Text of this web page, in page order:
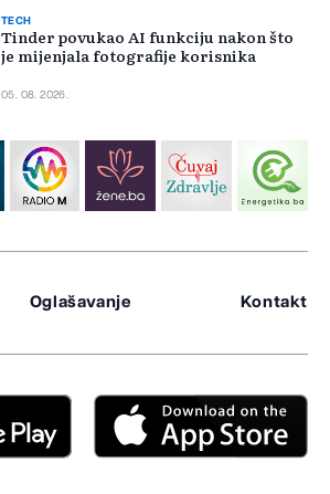
TECH
Tinder povukao AI funkciju nakon što
je mijenjala fotografije korisnika
05. 08. 2026.
Oglašavanje Kontakt